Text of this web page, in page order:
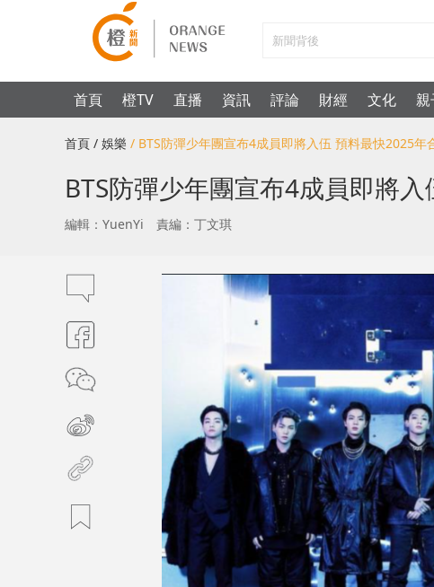
首頁 橙TV 直播 資訊 評論 財經 文化 親
首頁 / 娛樂 / BTS防彈少年團宣布4成員即將入伍 預料最快2025年
BTS防彈少年團宣布4成員即將
編輯：YuenYi 責編：丁文琪